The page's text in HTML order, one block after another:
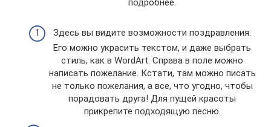
подробнее.
Здесь вы видите возможности поздравления.
Его можно украсить текстом, и даже выбрать
стиль, как в WordArt. Справа в поле можно
написать пожелание. Кстати, там можно писать
не только пожелания, а все, что угодно, чтобы
порадовать друга! Для пущей красоты
прикрепите подходящую песню.